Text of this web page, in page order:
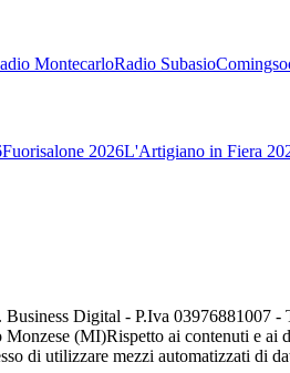
MontecarloRadio Subasio
Fuorisalone 2026L'Artigiano in Fiera
Digital - P.Iva 03976881007
Monzese (MI)Rispetto ai contenuti e ai
di utilizzare mezzi automatizzati di